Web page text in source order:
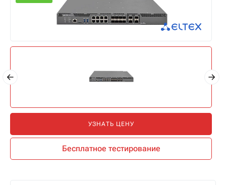
УЗНАТЬ ЦЕНУ
Бесплатное тестирование